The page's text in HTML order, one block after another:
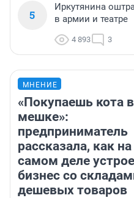
5
Иркутянина
в армии и театре
4 893 3
МНЕНИЕ
«Покупаешь кота в
мешке»:
предприниматель
рассказала, как на
самом деле
бизнес со
дешевых товаров